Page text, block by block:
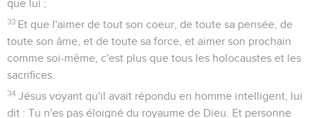
18
Car il y aura en ces jours-là une telle affliction, que, depuis
le commencement du monde, que Dieu a créé, jusqu'à
maintenant, il n'y en a point eu et il n'y en aura jamais de
Et si le Seigneur n'avait abrégé ces jours-là, aucune chair